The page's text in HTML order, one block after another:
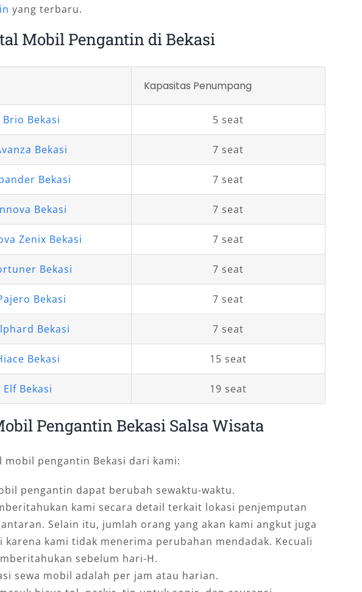
yang terbaru.
Mobil Pengantin di Bekasi
Kapasitas Penumpang
Bekasi 5 seat
Bekasi 7 seat
Bekasi 7 seat
Bekasi 7 seat
Zenix Bekasi 7 seat
Bekasi 7 seat
Bekasi 7 seat
Bekasi 7 seat
Bekasi 15 seat
Elf Bekasi 19 seat
Pengantin Bekasi Salsa Wisata
pengantin Bekasi dari kami:
pengantin dapat berubah sewaktu-waktu.
kami secara detail terkait lokasi penjemputan
Selain itu, jumlah orang yang akan kami angkut juga
karena kami tidak menerima perubahan mendadak. Kecuali
sebelum hari-H.
sewa mobil adalah per jam atau harian.